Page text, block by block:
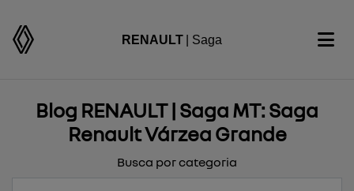
RENAULT | Saga
Blog RENAULT | Saga MT: Saga
Renault Várzea Grande
Busca por categoria